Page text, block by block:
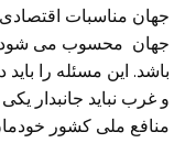
جهان مناسبات
جهان محسوب می شود و
باشد. این مسئله را
و غرب نباید جانبدار
منافع ملی کشور